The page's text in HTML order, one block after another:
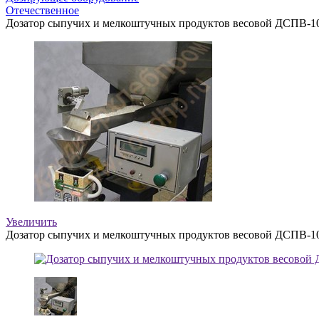
Отечественное
Дозатор сыпучих и мелкоштучных продуктов весовой ДСПВ-
Увеличить
Дозатор сыпучих и мелкоштучных продуктов весовой ДСПВ-